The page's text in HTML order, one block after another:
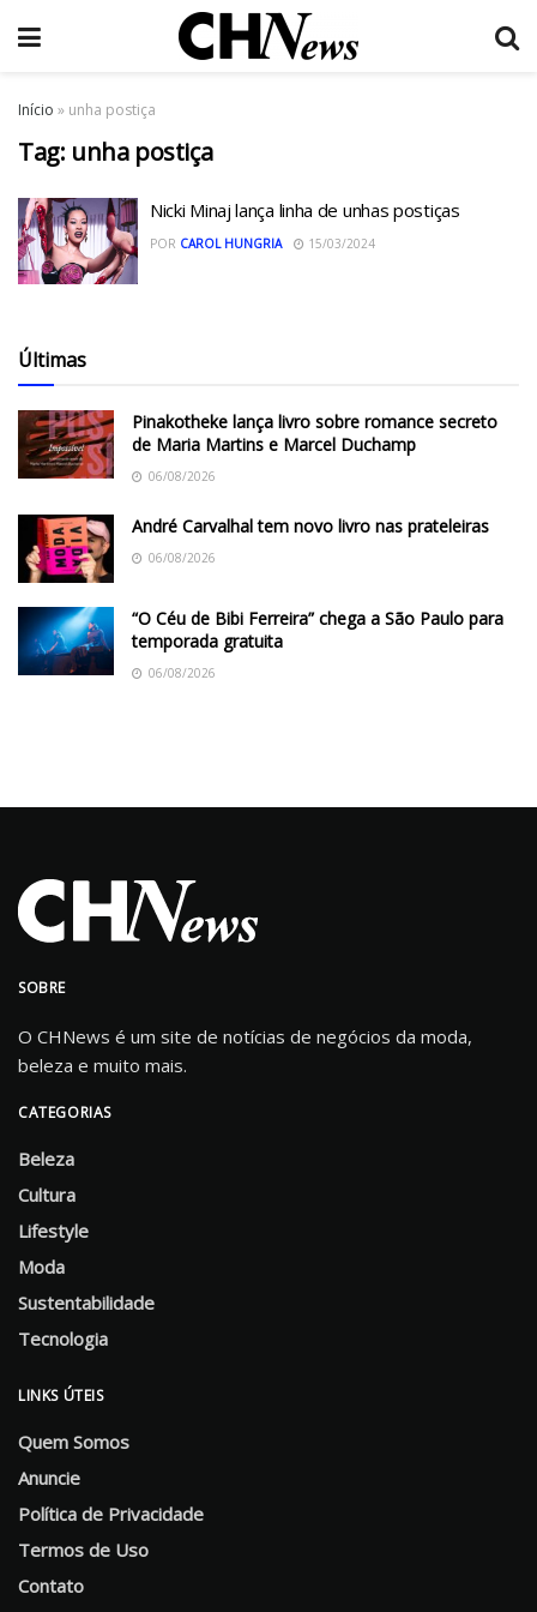
Início » unha postiça
Tag: unha postiça
Nicki Minaj lança linha de unhas postiças
POR CAROL HUNGRIA 15/03/2024
Últimas
Pinakotheke lança livro sobre romance secreto
de Maria Martins e Marcel Duchamp
06/08/2026
André Carvalhal tem novo livro nas prateleiras
06/08/2026
“O Céu de Bibi Ferreira” chega a São Paulo para
temporada gratuita
06/08/2026
SOBRE
O CHNews é um site de notícias de negócios da moda,
beleza e muito mais.
CATEGORIAS
Beleza
Cultura
Lifestyle
Moda
Sustentabilidade
Tecnologia
LINKS ÚTEIS
Quem Somos
Anuncie
Política de Privacidade
Termos de Uso
Contato